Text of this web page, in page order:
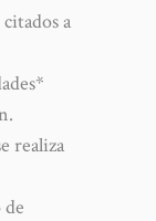
a
realiza